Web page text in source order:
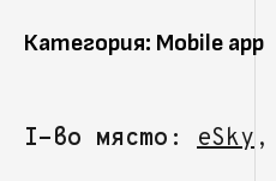
Категория: Mobile app
I-во място: eSky,